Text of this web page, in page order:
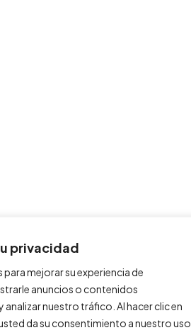
privacidad
mejorar su experiencia de
anuncios o contenidos
analizar nuestro tráfico. Al hacer clic en
da su consentimiento a nuestro uso